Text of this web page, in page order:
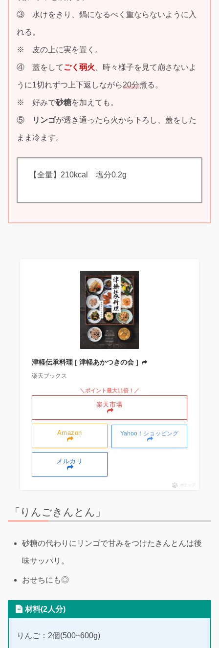
③ 水けをきり、鍋になるべく重ならないように入
れる。
※ 皮の上に実を置く。
④ 蓋をしてごく弱火 、時々様子を見て崩さないよ
うに1切れずつ上下返しながら20分煮る。
※ 好みで砂糖を加えても。
⑤ リンゴが透き通ったら火から下ろし、蓋をした
まま冷ます。
【全量】210kcal 塩分0.2g
津軽伝承料理 [ 津軽あかつきの会 ]
楽天ブックス
Amazon
＼ポイント最大11倍！／
楽天市場
Yahoo！ショッピング
メルカリ
ポチップ
「りんごきんとん」
砂糖の代わりにリンゴで甘みをつけたきんとんは後
味サッパリ。
おせちにも◎
材料(2人分)
りんご：2個(500~600g)